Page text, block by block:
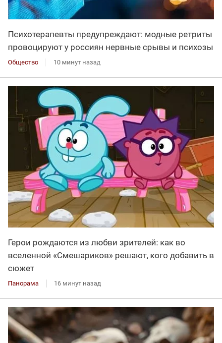
Психотерапевты предупреждают: модные ретриты
провоцируют у россиян нервные срывы и психозы
Общество 10 минут назад
Герои рождаются из любви зрителей: как во
вселенной «Смешариков» решают, кого добавить в
сюжет
Панорама 16 минут назад